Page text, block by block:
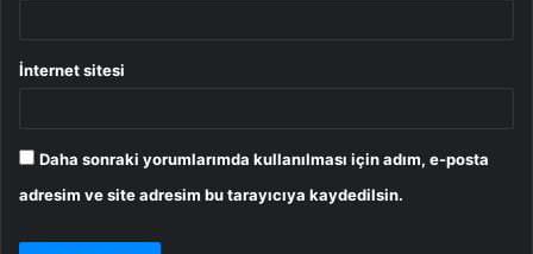
İnternet sitesi
Daha sonraki yorumlarımda kullanılması için adım, e-posta
adresim ve site adresim bu tarayıcıya kaydedilsin.